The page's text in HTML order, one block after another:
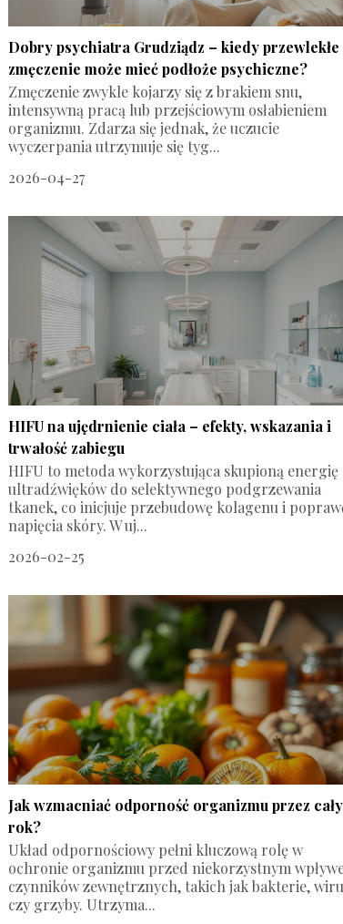
Dobry psychiatra Grudziądz – kiedy przewlekłe
zmęczenie może mieć podłoże psychiczne?
Zmęczenie zwykle kojarzy się z brakiem snu,
intensywną pracą lub przejściowym osłabieniem
organizmu. Zdarza się jednak, że uczucie
wyczerpania utrzymuje się tyg...
2026-04-27
HIFU na ujędrnienie ciała – efekty, wskazania i
trwałość zabiegu
HIFU to metoda wykorzystująca skupioną energię
ultradźwięków do selektywnego podgrzewania
tkanek, co inicjuje przebudowę kolagenu i
napięcia skóry. W uj...
2026-02-25
Jak wzmacniać odporność organizmu przez cały
rok?
Układ odpornościowy pełni kluczową rolę w
ochronie organizmu przed niekorzystnym
czynników zewnętrznych, takich jak bakterie,
czy grzyby. Utrzyma...